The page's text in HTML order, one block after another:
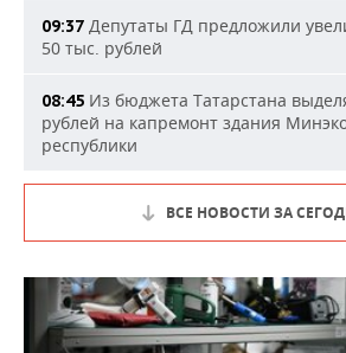
09:37 Депутаты ГД предложили
50 тыс. рублей
08:45 Из бюджета Татарстана
рублей на капремонт здания
республики
ВСЕ НОВОСТИ ЗА